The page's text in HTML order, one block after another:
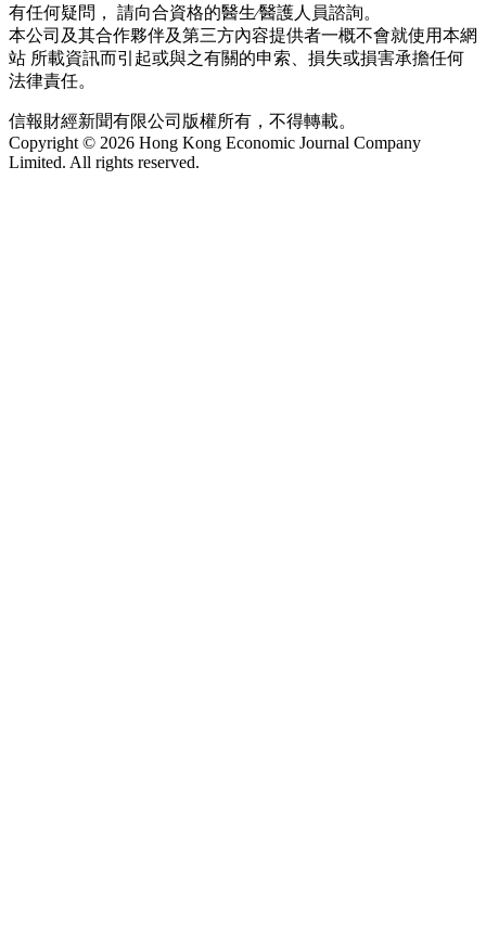
有任何疑問， 請向合資格的醫生∕醫護人員諮詢。
本公司及其合作夥伴及第三方內容提供者一概不會就使用本網
站 所載資訊而引起或與之有關的申索、損失或損害承擔任何
法律責任。
信報財經新聞有限公司版權所有，不得轉載。
Copyright © 2026 Hong Kong Economic Journal Company
Limited. All rights reserved.